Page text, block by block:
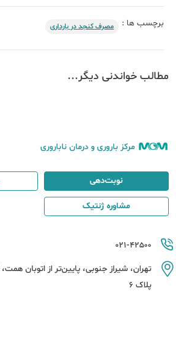
برچسب ها : مصرف کنجد در بارداری
مطالب خواندنی دیگر...
مرکز باروری و درمان ناباروری
021-42500
پلاک 6
نوبت‌دهی
مشاوره ژنتیک